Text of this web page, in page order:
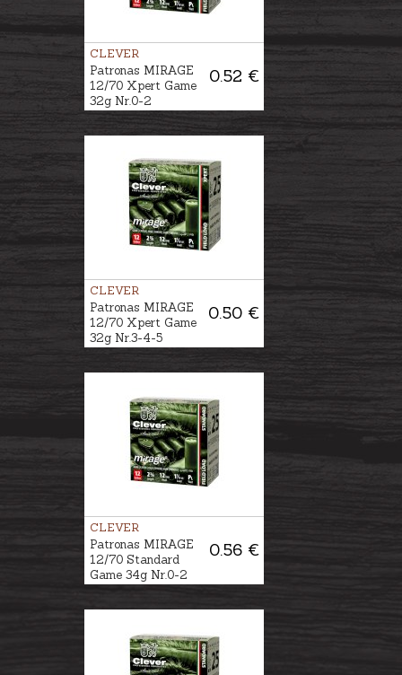
CLEVER
0.52 €
Patronas MIRAGE
12/70 Xpert Game
32g Nr.0-2
CLEVER
0.50 €
Patronas MIRAGE
12/70 Xpert Game
32g Nr.3-4-5
CLEVER
0.56 €
Patronas MIRAGE
12/70 Standard
Game 34g Nr.0-2